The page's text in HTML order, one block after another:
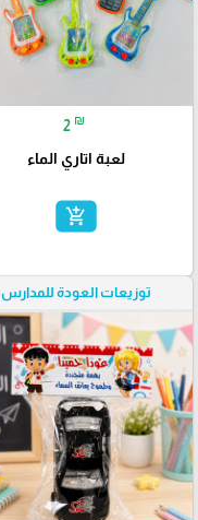
2 ₪
لعبة اتاري الماء
add_shopping_cart
توزيعات العودة للمدارس